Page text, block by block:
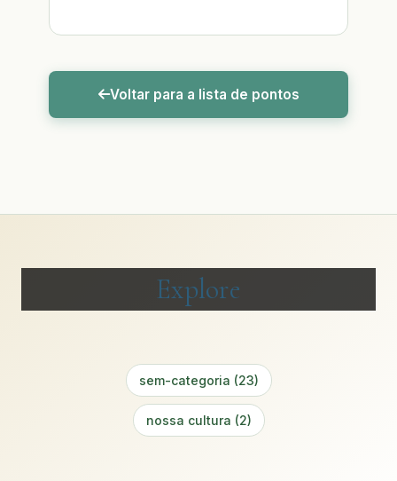
Voltar para a lista de pontos
Explore
sem-categoria (23)
nossa cultura (2)